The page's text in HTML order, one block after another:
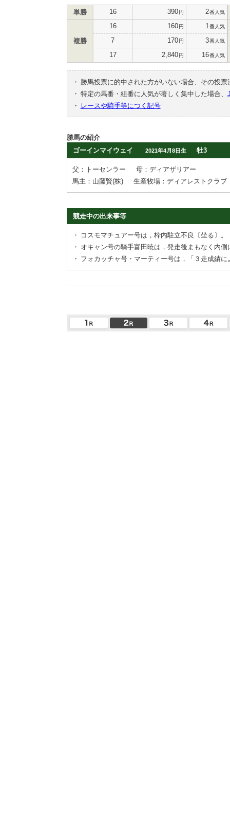
単勝 16 390円 2番人気
複勝
16 160円 1 番人気
7 170円 3番人気
17 2,840円 16番人気
・
勝馬投票に的中された方がいない場合、その投
・ 特定の馬番・組番に人気が著しく集中した場合、
・
レースや騎手等につく記号
勝馬の紹介
ゴーインマイウェイ
2021年4月8日生 牡3
父：トーセンラー
母：ディアザリアー
馬主：山藤賢(株)
生産牧場：ディアレストクラブ
競走中の出来事等
・
コスモマチュアー号は，枠内駐立不良〔坐る〕。
・ オキャン号の騎手富田暁は，発走後まもなく内
・ フォカッチャ号・マーティー号は，「３走成績